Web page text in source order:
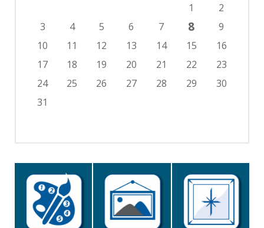
1
2
3
4 5 6 7 8
9
10
11 12 13 14 15
16
17
18 19 20 21 22
23
24
25 26 27 28 29
30
31